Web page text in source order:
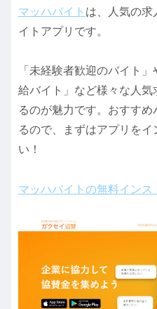
マッハバイト は、人気の求
イトアプリです。
「未経験者歓迎のバイト
給バイト」など様々な人
るのが魅力です。おすす
るので、まずはアプリを
い！
マッハバイトの無料インス